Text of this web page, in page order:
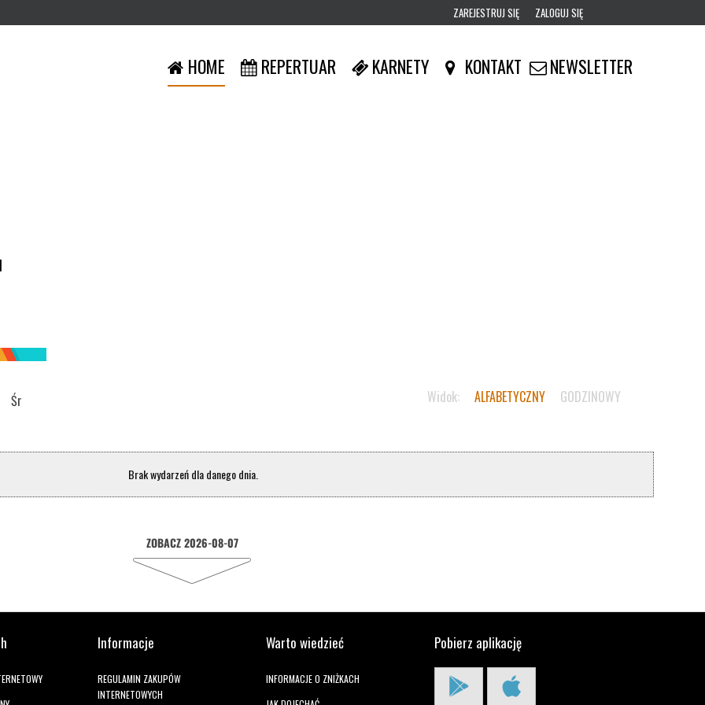
ZAREJESTRUJ SIĘ ZALOGUJ SIĘ
0,00
HOME REPERTUAR KARNETY KONTAKT NEWSLETTER
Śr Widok: ALFABETYCZNY GODZINOWY
Brak wydarzeń dla danego dnia.
ZOBACZ 2026-08-07
Informacje
REGULAMIN ZAKUPÓW
INTERNETOWYCH
Warto wiedzieć
INFORMACJE O ZNIŻKACH
Pobierz aplikację